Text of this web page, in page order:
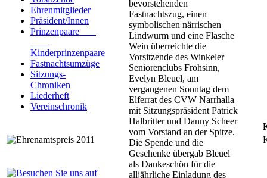
Ehrenmitglieder
Präsident/Innen
Prinzenpaare
Kinderprinzenpaare
Fastnachtsumzüge
Sitzungs-
Chroniken
Liederheft
Vereinschronik
bevorstehenden
Fastnachtszug, einen
symbolischen närrischen
Lindwurm und eine Flasche
Wein überreichte die
Vorsitzende des Winkeler
Seniorenclubs Frohsinn,
Evelyn Bleuel, am
vergangenen Sonntag dem
Elferrat des CVW Narrhalla
mit Sitzungspräsident Patrick
Halbritter und Danny Scheer
vom Vorstand an der Spitze.
Die Spende und die
Geschenke übergab Bleuel
als Dankeschön für die
alljährliche Einladung des